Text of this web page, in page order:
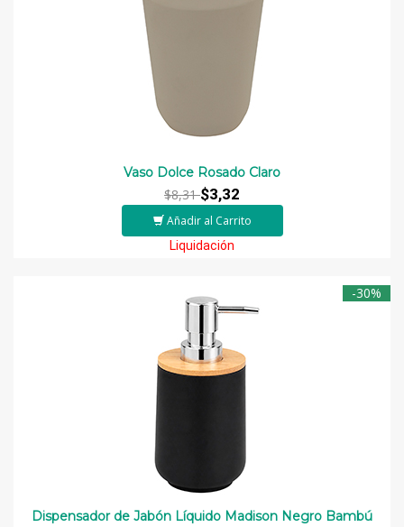
Vaso Dolce Rosado Claro
$8,31$3,32
Añadir al Carrito
Liquidación
-30%
Dispensador de Jabón Líquido Madison Negro Bambú